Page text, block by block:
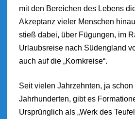
mit den Bereichen des Lebens
Akzeptanz vieler Menschen
stieß dabei, über Fügungen, im
Urlaubsreise nach Südengland
auch auf die „Kornkreise“.
Seit vielen Jahrzehnten, ja schon
Jahrhunderten, gibt es
Ursprünglich als „Werk des